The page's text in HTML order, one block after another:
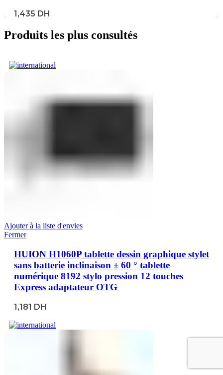
1,435 DH
Produits les plus consultés
Ajouter à la liste d'envies
Fermer
HUION H1060P tablette dessin graphique stylet
sans batterie inclinaison ± 60 ° tablette
numérique 8192 stylo pression 12 touches
Express adaptateur OTG
1,181 DH